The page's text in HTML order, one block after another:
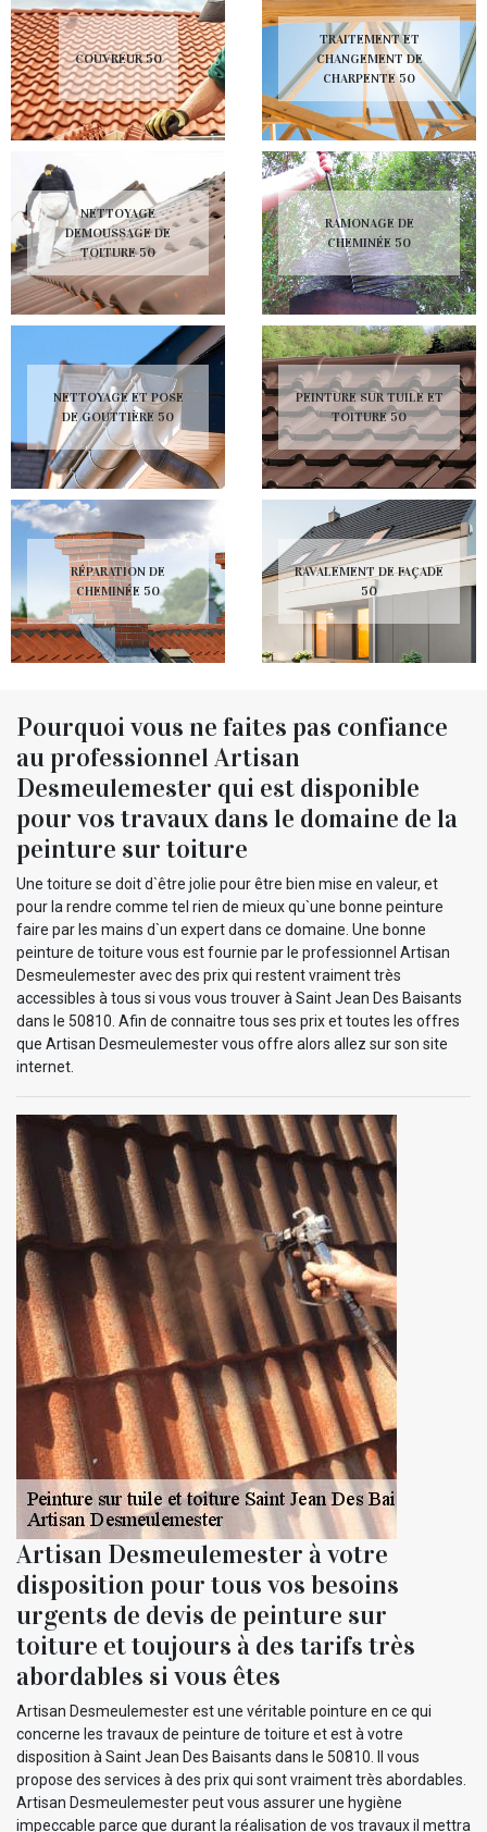
COUVREUR 50
NETTOYAGE
DEMOUSSAGE DE
TOITURE 50
NETTOYAGE ET POSE
DE GOUTTIÈRE 50
RÉPARATION DE
CHEMINÉE 50
TRAITEMENT ET
CHANGEMENT DE
CHARPENTE 50
RAMONAGE DE
CHEMINÉE 50
PEINTURE SUR TUILE ET
TOITURE 50
RAVALEMENT DE FAÇADE
50
Pourquoi vous ne faites pas confiance
au professionnel Artisan
Desmeulemester qui est disponible
pour vos travaux dans le domaine de la
peinture sur toiture
Une toiture se doit d`être jolie pour être bien mise en valeur, et
pour la rendre comme tel rien de mieux qu`une bonne peinture
faire par les mains d`un expert dans ce domaine. Une bonne
peinture de toiture vous est fournie par le professionnel Artisan
Desmeulemester avec des prix qui restent vraiment très
accessibles à tous si vous vous trouver à Saint Jean Des Baisants
dans le 50810. Afin de connaitre tous ses prix et toutes les offres
que Artisan Desmeulemester vous offre alors allez sur son site
internet.
Artisan Desmeulemester à votre
disposition pour tous vos besoins
urgents de devis de peinture sur
toiture et toujours à des tarifs très
abordables si vous êtes
Artisan Desmeulemester est une véritable pointure en ce qui
concerne les travaux de peinture de toiture et est à votre
disposition à Saint Jean Des Baisants dans le 50810. Il vous
propose des services à des prix qui sont vraiment très abordables.
Artisan Desmeulemester peut vous assurer une hygiène
impeccable parce que durant la réalisation de vos travaux il mettra